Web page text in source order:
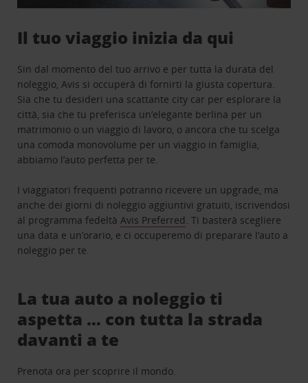
Il tuo viaggio inizia da qui
Sin dal momento del tuo arrivo e per tutta la durata del
noleggio, Avis si occuperà di fornirti la giusta copertura.
Sia che tu desideri una scattante city car per esplorare la
città, sia che tu preferisca un’elegante berlina per un
matrimonio o un viaggio di lavoro, o ancora che tu scelga
una comoda monovolume per un viaggio in famiglia,
abbiamo l’auto perfetta per te.
I viaggiatori frequenti potranno ricevere un upgrade, ma
anche dei giorni di noleggio aggiuntivi gratuiti, iscrivendosi
al programma fedeltàAvis Preferred. Ti basterà scegliere
una data e un’orario, e ci occuperemo di preparare l’auto a
noleggio per te.
La tua auto a noleggio ti
aspetta … con tutta la strada
davanti a te
Prenota ora per scoprire il mondo.